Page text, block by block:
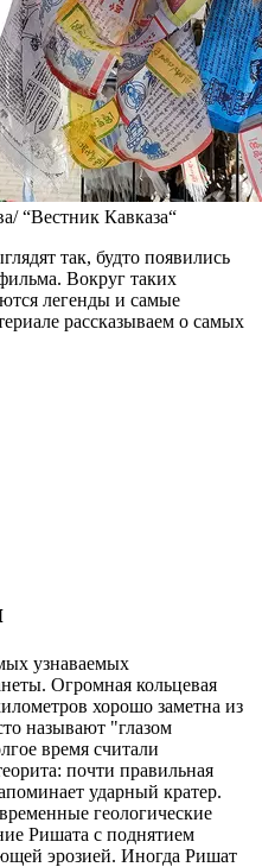
“Вестник Кавказа“
так, будто появились
Вокруг таких
легенды и самые
рассказываем о самых
узнаваемых
Огромная кольцевая
хорошо заметна из
называют "глазом
время считали
почти правильная
ударный кратер.
геологические
Ришата с поднятием
эрозией. Иногда Ришат